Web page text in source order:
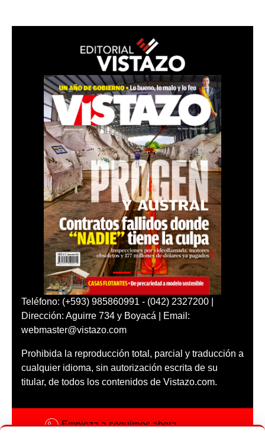
Teléfono: (+593) 985860991 - (042) 2327200 |
Dirección: Aguirre 734 y Boyacá | Email:
webmaster@vistazo.com
Prohibida la reproducción total, parcial y traducción a
cualquier idioma, sin autorización escrita de su
titular, de todos los contenidos de Vistazo.com.
Empieza a seguirnos ahora